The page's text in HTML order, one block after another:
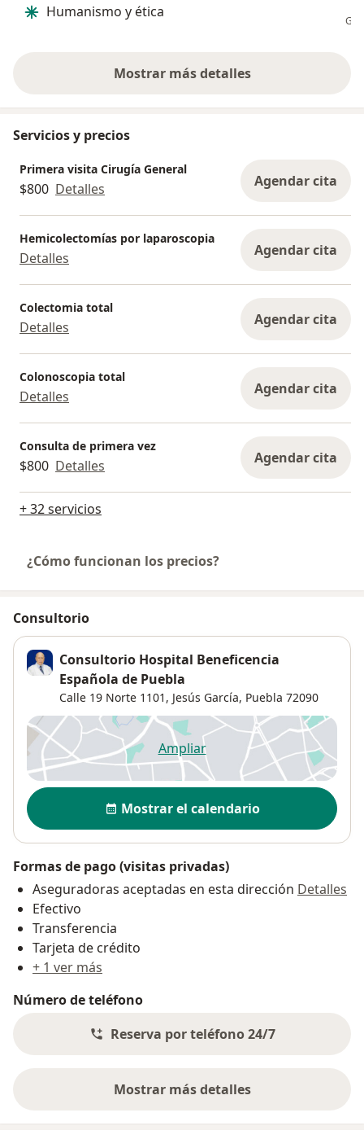
Humanismo y ética
Mostrar más detalles
sobre la experiencia
Servicios y precios
Primera visita Cirugía General
$800 Detalles Agendar cita
Hemicolectomías por laparoscopia
Detalles Agendar cita
Colectomia total
Detalles Agendar cita
Colonoscopia total
Detalles Agendar cita
Consulta de primera vez
$800 Detalles Agendar cita
+ 32 servicios
¿Cómo funcionan los precios?
Consultorio
Consultorio Hospital Beneficencia
Española de Puebla
Calle 19 Norte 1101, Jesús García, Puebla 72090
Ampliarse abre en una nueva
Disponibilidad
Mostrar el calendario
Formas de pago (visitas privadas)
Aseguradoras aceptadas en esta dirección Detalles
Efectivo
Transferencia
Tarjeta de crédito
+ 1 ver más
Número de teléfono
Reserva por teléfono 24/7
Mostrar más detalles
sobre la dirección